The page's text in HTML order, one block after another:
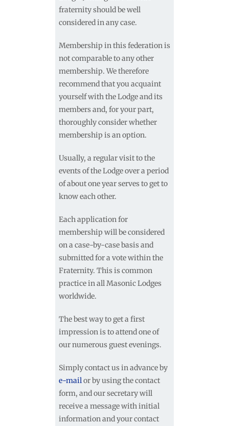
fraternity should be well
considered in any case.
Membership in this federation is
not comparable to any other
membership. We therefore
recommend that you acquaint
yourself with the Lodge and its
members and, for your part,
thoroughly consider whether
membership is an option.
Usually, a regular visit to the
events of the Lodge over a period
of about one year serves to get to
know each other.
Each application for
membership will be considered
on a case-by-case basis and
submitted for a vote within the
Fraternity. This is common
practice in all Masonic Lodges
worldwide.
The best way to get a first
impression is to attend one of
our numerous guest evenings.
Simply contact us in advance by
e-mailor by using the contact
form, and our secretary will
receive a message with initial
information and your contact